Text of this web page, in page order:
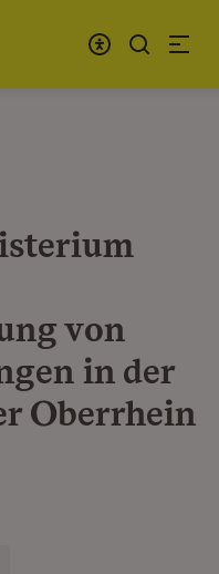
von
in der
Oberrhein